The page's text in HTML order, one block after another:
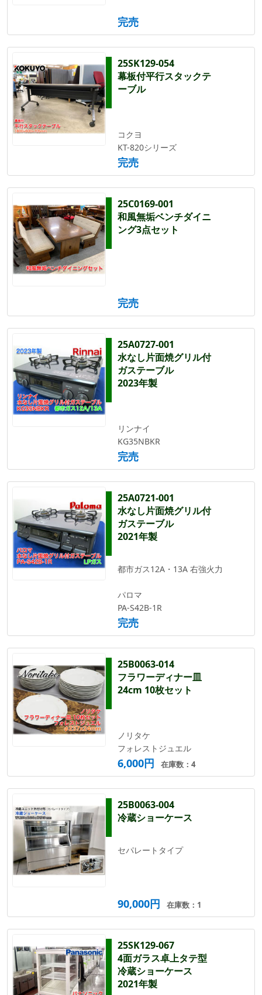
完売
25SK129-054
幕板付平行スタックテ
ーブル
コクヨ
KT-820シリーズ
完売
25C0169-001
和風無垢ベンチダイニ
ング3点セット
完売
25A0727-001
水なし片面焼グリル付
ガステーブル
2023年製
リンナイ
KG35NBKR
完売
25A0721-001
水なし片面焼グリル付
ガステーブル
2021年製
都市ガス12A・13A 右強火力
パロマ
PA-S42B-1R
完売
25B0063-014
フラワーディナー皿
24cm 10枚セット
ノリタケ
フォレストジュエル
6,000円 在庫数：4
25B0063-004
冷蔵ショーケース
セパレートタイプ
90,000円 在庫数：1
25SK129-067
4面ガラス卓上タテ型
冷蔵ショーケース
2021年製